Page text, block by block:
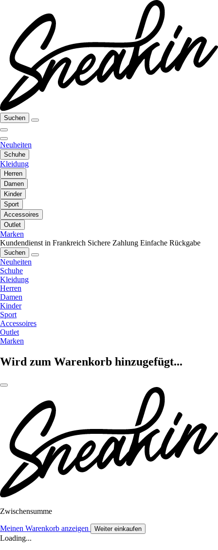
Suchen
Neuheiten
Schuhe
Kleidung
Herren
Damen
Kinder
Sport
Accessoires
Outlet
Marken
Kundendienst in Frankreich Sichere Zahlung Einfache Rückgabe
Suchen
Neuheiten
Schuhe
Kleidung
Herren
Damen
Kinder
Sport
Accessoires
Outlet
Marken
Wird zum Warenkorb hinzugefügt...
Zwischensumme
Meinen Warenkorb anzeigen Weiter einkaufen
Loading...